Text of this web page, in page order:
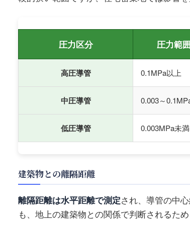
圧力区分 圧力範囲
高圧導管 0.1MPa以上
中圧導管 0.003～
低圧導管 0.003MPa未満
建築物との離隔距離
離隔距離は水平距離で測定され、導管の中
も、地上の建築物との関係で判断されるた